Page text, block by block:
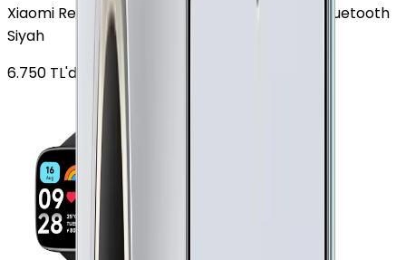
Xiaomi Redmi Watch 3 Active Plastik 47mm Bluetooth
Siyah
6.750 TL'den başlayan fiyatlar